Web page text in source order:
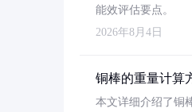
能效评估要点。
2026年8月4日
铜棒的重量计算
本文详细介绍了铜